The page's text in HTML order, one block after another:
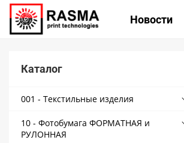
Связаться с нами
Как купить
Доставка
Новости
Каталог
001 - Текстильные изделия
10 - Фотобумага ФОРМАТНАЯ и
РУЛОННАЯ